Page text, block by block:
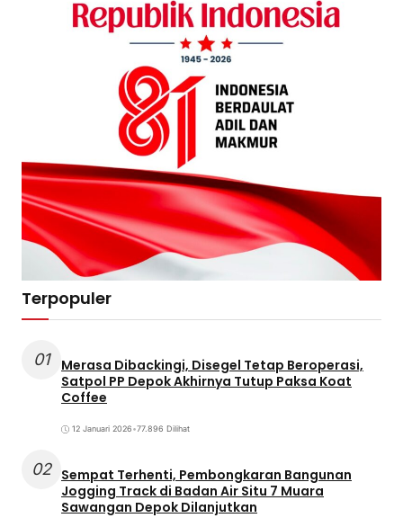
Terpopuler
01
Merasa Dibackingi, Disegel Tetap Beroperasi,
Satpol PP Depok Akhirnya Tutup Paksa Koat
Coffee
12 Januari 2026•77.896 Dilihat
02 Sempat Terhenti, Pembongkaran Bangunan
Jogging Track di Badan Air Situ 7 Muara
Sawangan Depok Dilanjutkan